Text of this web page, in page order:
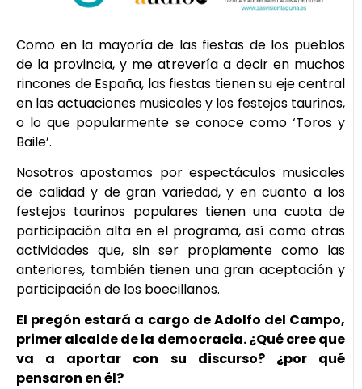
Como en la mayoría de las fiestas de los pueblos
de la provincia, y me atrevería a decir en muchos
rincones de España, las fiestas tienen su eje central
en las actuaciones musicales y los festejos taurinos,
o lo que popularmente se conoce como ‘Toros y
Baile’.
Nosotros apostamos por espectáculos musicales
de calidad y de gran variedad, y en cuanto a los
festejos taurinos populares tienen una cuota de
participación alta en el programa, así como otras
actividades que, sin ser propiamente como las
anteriores, también tienen una gran aceptación y
participación de los boecillanos.
El pregón estará a cargo de Adolfo del Campo,
primer alcalde de la democracia. ¿Qué cree que
va a aportar con su discurso? ¿por qué
pensaron en él?